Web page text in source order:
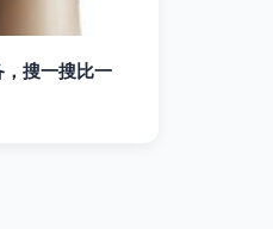
搜一搜比一